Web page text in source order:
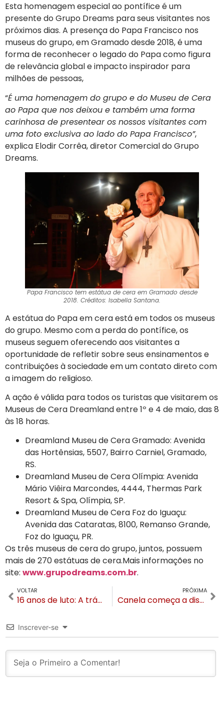
Esta homenagem especial ao pontífice é um
presente do Grupo Dreams para seus visitantes nos
próximos dias. A presença do Papa Francisco nos
museus do grupo, em Gramado desde 2018, é uma
forma de reconhecer o legado do Papa como figura
de relevância global e impacto inspirador para
milhões de pessoas,
“É uma homenagem do grupo e do Museu de Cera
ao Papa que nos deixou e também uma forma
carinhosa de presentear os nossos visitantes com
uma foto exclusiva ao lado do Papa Francisco”,
explica Elodir Corrêa, diretor Comercial do Grupo
Dreams.
Papa Francisco tem estátua de cera em Gramado desde
2018. Créditos: Isabella Santana.
A estátua do Papa em cera está em todos os museus
do grupo. Mesmo com a perda do pontífice, os
museus seguem oferecendo aos visitantes a
oportunidade de refletir sobre seus ensinamentos e
contribuições à sociedade em um contato direto com
a imagem do religioso.
A ação é válida para todos os turistas que visitarem os
Museus de Cera Dreamland entre 1º e 4 de maio, das 8
às 18 horas.
Dreamland Museu de Cera Gramado: Avenida
das Hortênsias, 5507, Bairro Carniel, Gramado,
RS.
Dreamland Museu de Cera Olímpia: Avenida
Mário Viêira Marcondes, 4444, Thermas Park
Resort & Spa, Olímpia, SP.
Dreamland Museu de Cera Foz do Iguaçu:
Avenida das Cataratas, 8100, Remanso Grande,
Foz do Iguaçu, PR.
Os três museus de cera do grupo, juntos, possuem
mais de 270 estátuas de cera.Mais informações no
site: www.grupodreams.com.br.
VOLTAR
16 anos de luto: A trágica morte da dentista de Gramado na Rota do Sol
PRÓXIMA
Canela começa a distribuição dos enxovais do programa Mãe Gaúcha
Inscrever-se